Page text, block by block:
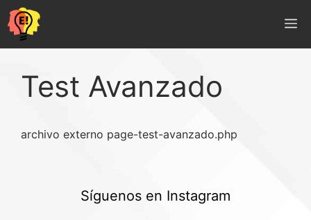
Saltar
al
contenido
Test Avanzado
archivo externo page-test-avanzado.php
Síguenos en Instagram